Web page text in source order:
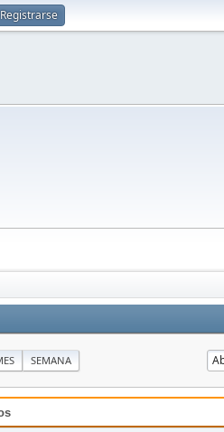
Registrarse
SEMANA